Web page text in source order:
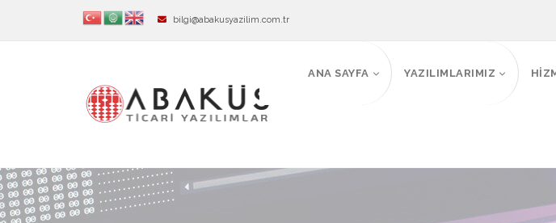
bilgi@abakusyazilim.com.tr
ANA SAYFA YAZILIMLARIMIZ